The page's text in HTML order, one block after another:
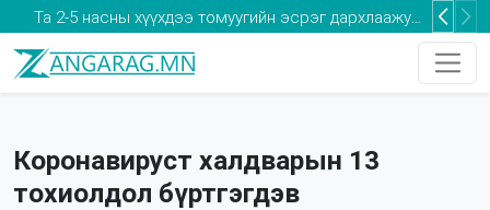
Та 2-5 насны хүүхдээ томуугийн эсрэг дархлаажуулалтад хамруулаарай
Коронавируст халдварын 13
тохиолдол бүртгэгдэв